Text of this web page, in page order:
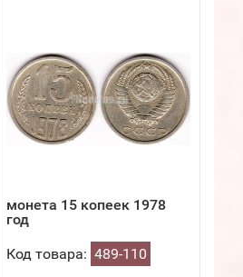
монета 15 копеек 1978
год
Код товара: 489-110